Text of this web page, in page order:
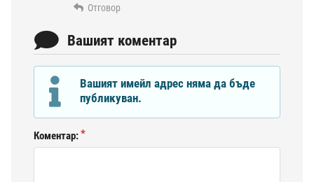
Отговор
Вашият коментар
Вашият имейл адрес няма да бъде
публикуван.
Коментар: